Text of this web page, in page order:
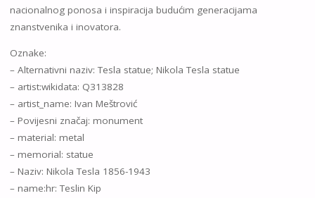
nacionalnog ponosa i inspiracija budućim generacijama
znanstvenika i inovatora.
Oznake:
– Alternativni naziv: Tesla statue; Nikola Tesla statue
– artist:wikidata: Q313828
– artist_name: Ivan Meštrović
– Povijesni značaj: monument
– material: metal
– memorial: statue
– Naziv: Nikola Tesla 1856-1943
– name:hr: Teslin Kip